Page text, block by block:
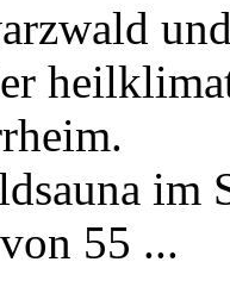
im
55 ...